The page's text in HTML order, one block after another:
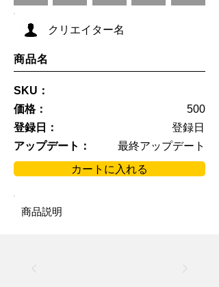
クリエイター名
商品名
SKU：
価格：
500
登録日：
登録日
アップデート：
最終アップデート
カートに入れる
商品説明